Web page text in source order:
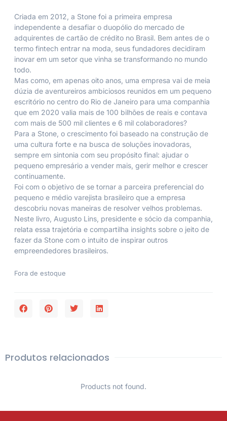
Criada em 2012, a Stone foi a primeira empresa
independente a desafiar o duopólio do mercado de
adquirentes de cartão de crédito no Brasil. Bem antes de o
termo fintech entrar na moda, seus fundadores decidiram
inovar em um setor que vinha se transformando no mundo
todo.
Mas como, em apenas oito anos, uma empresa vai de meia
dúzia de aventureiros ambiciosos reunidos em um pequeno
escritório no centro do Rio de Janeiro para uma companhia
que em 2020 valia mais de 100 bilhões de reais e contava
com mais de 500 mil clientes e 6 mil colaboradores?
Para a Stone, o crescimento foi baseado na construção de
uma cultura forte e na busca de soluções inovadoras,
sempre em sintonia com seu propósito final: ajudar o
pequeno empresário a vender mais, gerir melhor e crescer
continuamente.
Foi com o objetivo de se tornar a parceira preferencial do
pequeno e médio varejista brasileiro que a empresa
descobriu novas maneiras de resolver velhos problemas.
Neste livro, Augusto Lins, presidente e sócio da companhia,
relata essa trajetória e compartilha insights sobre o jeito de
fazer da Stone com o intuito de inspirar outros
empreendedores brasileiros.
Fora de estoque
Produtos relacionados
Products not found.